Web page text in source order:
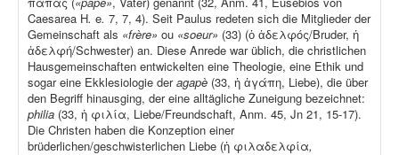
Caesarea H. e. 7, 7, 4). Seit Paulus redeten sich die Mitglieder der
Gemeinschaft als «frère» ou «soeur» (33) (ὁ ἀδελφός/Bruder, ἡ
ἀδελφή/Schwester) an. Diese Anrede war üblich, die christlichen
Hausgemeinschaften entwickelten eine Theologie, eine Ethik und
sogar eine Ekklesiologie deragapè (33, ἡ ἀγάπη, Liebe), die über
den Begriff hinausging, der eine alltägliche Zuneigung bezeichnet:
philia (33, ἡ φιλία, Liebe/Freundschaft, Anm. 45, Jn 21, 15-17).
Die Christen haben die Konzeption einer
brüderlichen/geschwisterlichen Liebe (ἡ φιλαδελφία,